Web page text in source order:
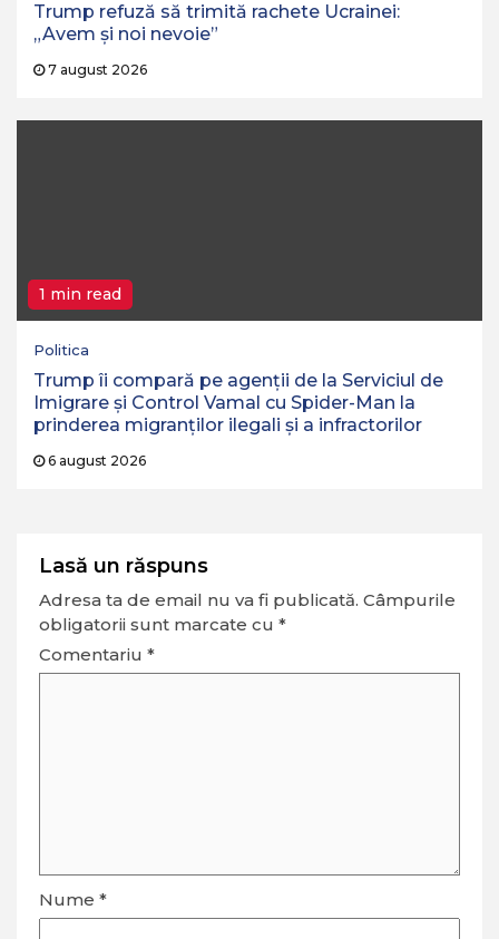
Trump refuză să trimită rachete Ucrainei:
„Avem și noi nevoie”
7 august 2026
1 min read
Politica
Trump îi compară pe agenții de la Serviciul de
Imigrare și Control Vamal cu Spider-Man la
prinderea migranților ilegali și a infractorilor
6 august 2026
Lasă un răspuns
Adresa ta de email nu va fi publicată. Câmpurile
obligatorii sunt marcate cu *
Comentariu *
Nume *